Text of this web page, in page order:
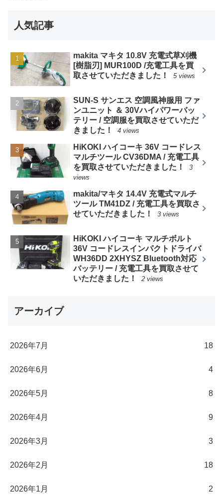
人気記事
makita マキタ 10.8V 充電式草刈機
[樹脂刃] MUR100D /充電工具を買
取させていただきました！
5 views
SUN-S サンエス 空調風神服用 ファ
ンユニット ＆ 30Vハイパワーバッ
テリー / 空調服を買取させていただ
きました！
4 views
HiKOKI ハイコーキ 36V コードレス
マルチツール CV36DMA / 充電工具
を買取させていただきました！
3
views
makita/マキタ 14.4V 充電式マルチ
ツール TM41DZ / 充電工具を買取さ
せていただきました！
3 views
HiKOKI ハイコーキ マルチボルト
36V コードレスインパクトドライバ
WH36DD 2XHYSZ Bluetooth対応
バッテリー / 充電工具を買取させて
いただきました！
2 views
アーカイブ
2026年7月 18
2026年6月 4
2026年5月 8
2026年4月 9
2026年3月 3
2026年2月 18
2026年1月 2